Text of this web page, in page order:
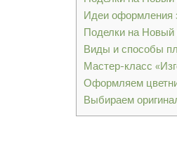
Идеи оформления
Поделки на Новый
Виды и способы
Мастер-класс
Оформляем
Выбираем